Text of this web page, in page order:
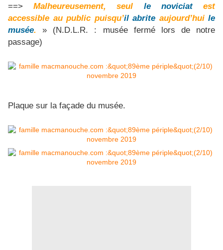
==>Malheureusement, seul le noviciatest
accessible au public puisqu’il abrite aujourd’hui le
musée. » (N.D.L.R. : musée fermé lors de notre
passage)
Plaque sur la façade du musée.